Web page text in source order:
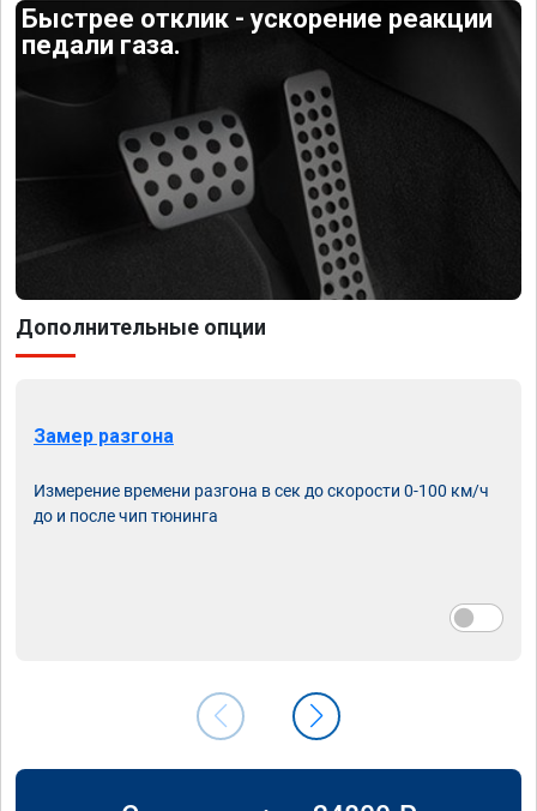
Быстрее отклик - ускорение реакции
педали газа.
Дополнительные опции
Замер разгона
Измерение времени разгона в сек до скорости 0-100 км/ч
до и после чип тюнинга